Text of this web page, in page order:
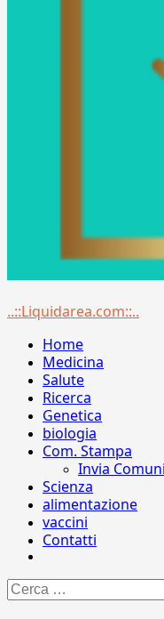
Menu
..::Liquidarea.com::..
Home
Medicina
Salute
Ricerca
Genetica
biologia
Com. Stampa
Invia
Scienza
alimentazione
vaccini
Contatti
Ricerca
per: